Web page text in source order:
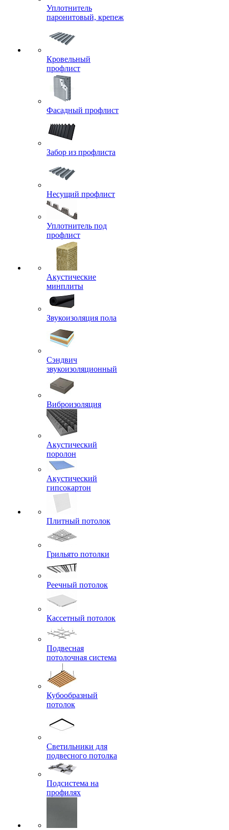
Уплотнитель
паронитовый, крепеж
Кровельный
профлист
Фасадный профлист
Забор из профлиста
Несущий профлист
Уплотнитель под
профлист
Акустические
минплиты
Звукоизоляция пола
Сэндвич
звукоизоляционный
Виброизоляция
Акустический
поролон
Акустический
гипсокартон
Плитный потолок
Грильято потолки
Реечный потолок
Кассетный потолок
Подвесная
потолочная система
Кубообразный
потолок
Светильники для
подвесного потолка
Подсистема на
профилях